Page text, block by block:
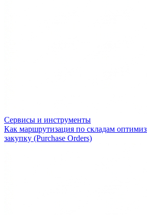
Сервисы и инструменты
Как маршрутизация по складам
закупку (Purchase Orders)